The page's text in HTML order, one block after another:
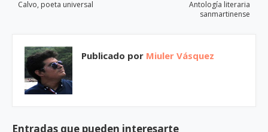
Antología literaria
sanmartinense
Calvo, poeta universal
Publicado por Miuler Vásquez
Entradas que pueden interesarte